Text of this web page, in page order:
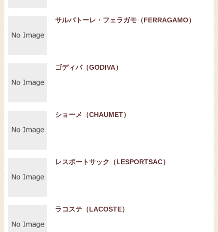
サルバトーレ・フェラガモ（FERRAGAMO）
ゴディバ（GODIVA）
ショーメ（CHAUMET）
レスポートサック（LESPORTSAC）
ラコステ（LACOSTE）